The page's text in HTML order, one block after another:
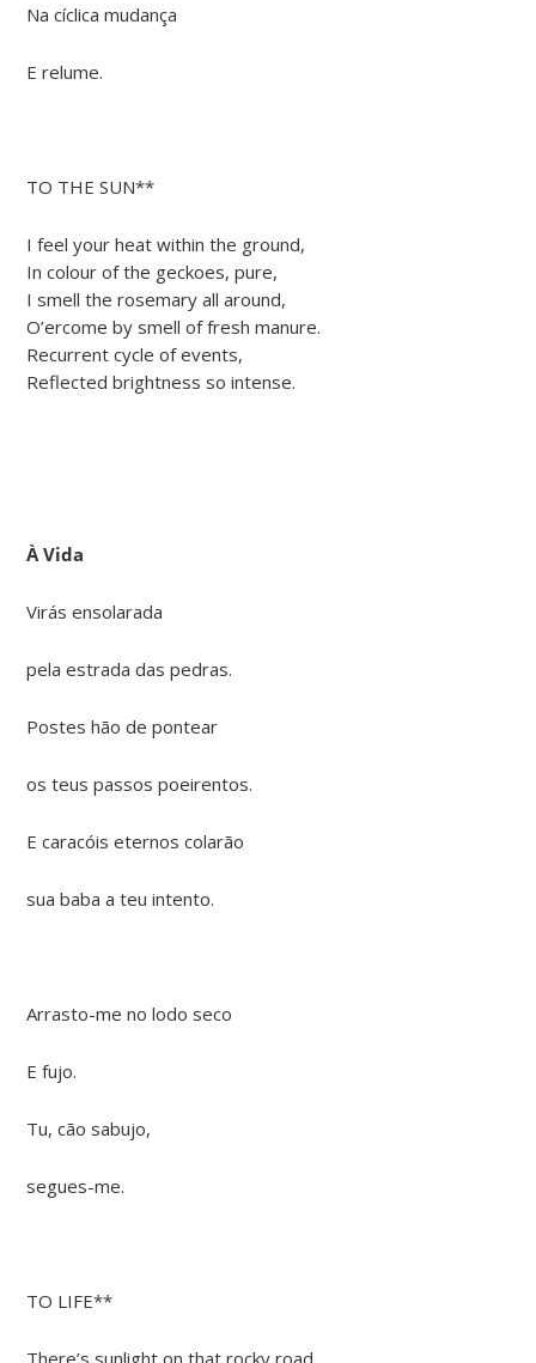
Na cíclica mudança
E relume.
TO THE SUN**
I feel your heat within the ground,
In colour of the geckoes, pure,
I smell the rosemary all around,
O’ercome by smell of fresh manure.
Recurrent cycle of events,
Reflected brightness so intense.
À Vida
Virás ensolarada
pela estrada das pedras.
Postes hão de pontear
os teus passos poeirentos.
E caracóis eternos colarão
sua baba a teu intento.
Arrasto-me no lodo seco
E fujo.
Tu, cão sabujo,
segues-me.
TO LIFE**
There’s sunlight on that rocky road,